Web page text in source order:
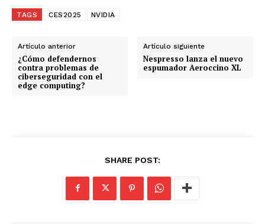
g
n
d
o
.
TAGS CES2025 NVIDIA
Artículo anterior
¿Cómo defendernos
contra problemas de
ciberseguridad con el
edge computing?
Artículo siguiente
Nespresso lanza el nuevo
espumador Aeroccino XL
SHARE POST: